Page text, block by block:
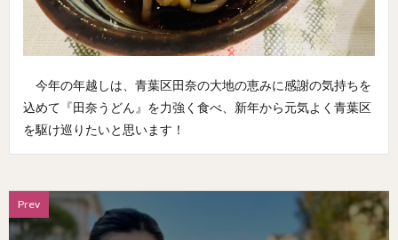
今年の年越しは、青葉区田奈の大地の恵みに感謝の気持ちを
込めて『田奈うどん』を力強く食べ、新年から元気よく青葉区
を駆け巡りたいと思います！
Prev